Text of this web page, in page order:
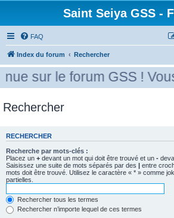
Saint Seiya GSS -
FAQ
Index du forum Rechercher
sur le forum GSS !
Rechercher
RECHERCHER
Recherche par mots-clés :
Placez un + devant un mot qui doit être trouvé et un -
Saisissez une suite de mots séparés par des | entre
mots doit être trouvé. Utilisez le caractère « * » comme
partielles.
Rechercher tous les termes
Rechercher n’importe lequel de ces termes